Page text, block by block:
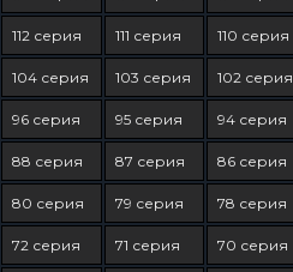
112 серия 111 серия 110 серия
104 серия 103 серия 102 серия
96 серия 95 серия 94 серия
88 серия 87 серия 86 серия
80 серия 79 серия 78 серия
72 серия 71 серия 70 серия